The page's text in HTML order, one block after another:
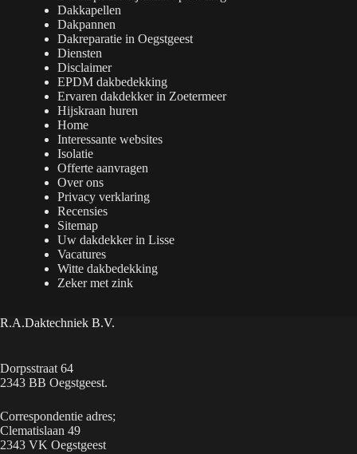
Dakkapellen
Dakpannen
Dakreparatie in Oegstgeest
Diensten
Disclaimer
EPDM dakbedekking
Ervaren dakdekker in Zoetermeer
Hijskraan huren
Home
Interessante websites
Isolatie
Offerte aanvragen
Over ons
Privacy verklaring
Recensies
Sitemap
Uw dakdekker in Lisse
Vacatures
Witte dakbedekking
Zeker met zink
R.A.Daktechniek B.V.
Dorpsstraat 64
2343 BB Oegstgeest.
Correspondentie adres;
Clematislaan 49
2343 VK Oegstgeest